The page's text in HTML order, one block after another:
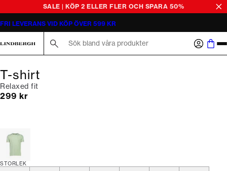
SALE | KÖP 2 ELLER FLER OCH SPARA 50%
FRI LEVERANS VID KÖP ÖVER 599 KR
T-shirt
Relaxed fit
Nuvarande pris
299 kr
STORLEK